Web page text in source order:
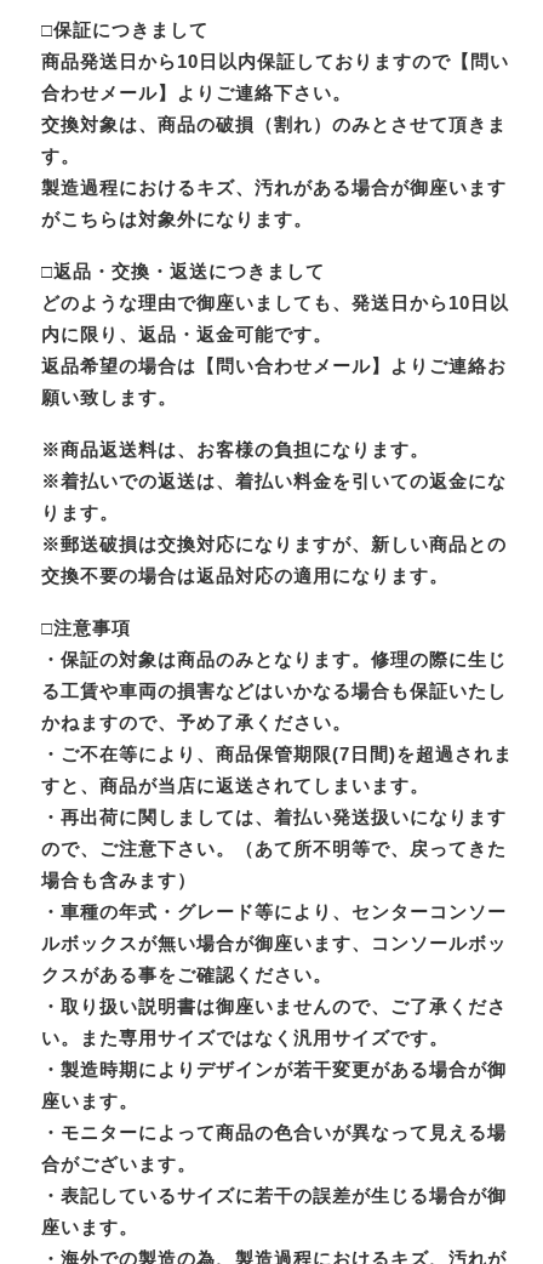
□保証につきまして
商品発送日から10日以内保証しておりますので【問い
合わせメール】よりご連絡下さい。
交換対象は、商品の破損（割れ）のみとさせて頂きま
す。
製造過程におけるキズ、汚れがある場合が御座います
がこちらは対象外になります。
□返品・交換・返送につきまして
どのような理由で御座いましても、発送日から10日以
内に限り、返品・返金可能です。
返品希望の場合は【問い合わせメール】よりご連絡お
願い致します。
※商品返送料は、お客様の負担になります。
※着払いでの返送は、着払い料金を引いての返金にな
ります。
※郵送破損は交換対応になりますが、新しい商品との
交換不要の場合は返品対応の適用になります。
□注意事項
・保証の対象は商品のみとなります。修理の際に生じ
る工賃や車両の損害などはいかなる場合も保証いたし
かねますので、予め了承ください。
・ご不在等により、商品保管期限(7日間)を超過されま
すと、商品が当店に返送されてしまいます。
・再出荷に関しましては、着払い発送扱いになります
ので、ご注意下さい。（あて所不明等で、戻ってきた
場合も含みます）
・車種の年式・グレード等により、センターコンソー
ルボックスが無い場合が御座います、コンソールボッ
クスがある事をご確認ください。
・取り扱い説明書は御座いませんので、ご了承くださ
い。また専用サイズではなく汎用サイズです。
・製造時期によりデザインが若干変更がある場合が御
座います。
・モニターによって商品の色合いが異なって見える場
合がございます。
・表記しているサイズに若干の誤差が生じる場合が御
座います。
・海外での製造の為、製造過程におけるキズ、汚れが